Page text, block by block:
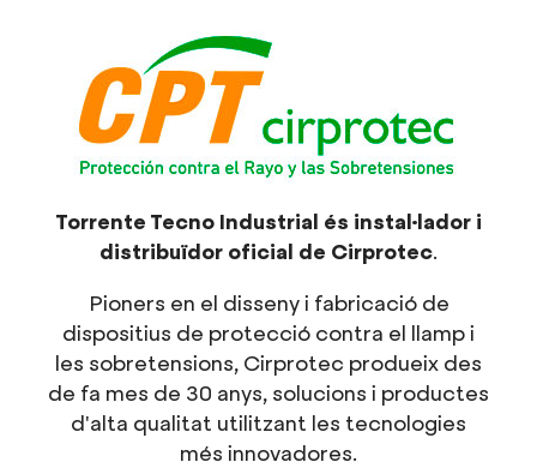
Torrente Tecno Industrial és instal·lador i
distribuïdor oficial de Cirprotec.
Pioners en el disseny i fabricació de
dispositius de protecció contra el llamp i
les sobretensions, Cirprotec produeix des
de fa mes de 30 anys, solucions i productes
d'alta qualitat utilitzant les tecnologies
més innovadores.